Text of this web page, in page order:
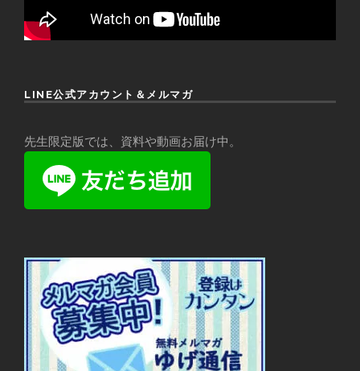
LINE公式アカウント＆メルマガ
先生限定版では、資料や動画お届け中。